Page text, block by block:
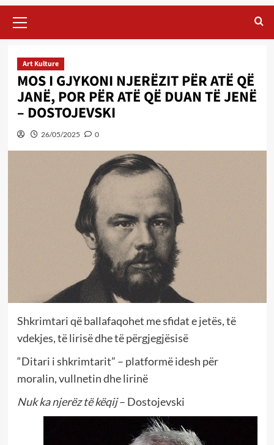
Menu
Art Kulture
MOS I GJYKONI NJERËZIT PËR ATË QË
JANË, POR PËR ATË QË DUAN TË JENË
– DOSTOJEVSKI
26/05/2025 0
Shkrimtari që ballafaqohet me sfidat e jetës, të
vdekjes, të lirisë dhe të përgjegjësisë
“Ditari i shkrimtarit” – platformë idesh për
moralin, vullnetin dhe lirinë
Nuk ka njerëz të këqij– Dostojevski